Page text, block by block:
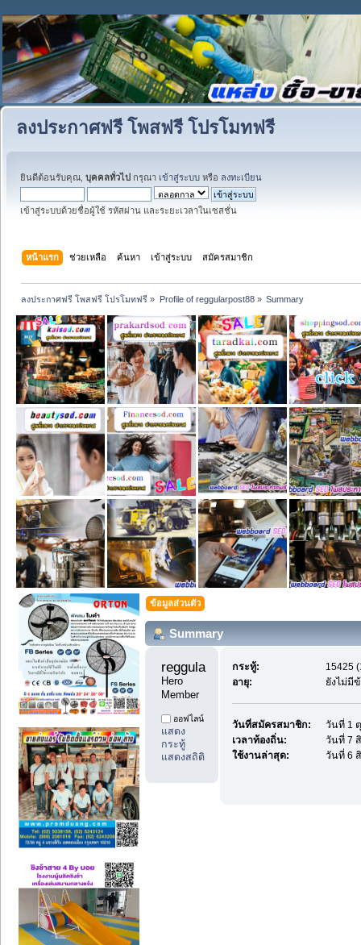
ลงประกาศฟรี โพสฟรี โปรโมทฟรี
ยินดีต้อนรับคุณ, บุคคลทั่วไป กรุณา เข้าสู่ระบบ หรือ ลงทะเบียน
เข้าสู่ระบบด้วยชื่อผู้ใช้ รหัสผ่าน และระยะเวลาในเซสชั่น
หน้าแรก ช่วยเหลือ ค้นหา เข้าสู่ระบบ สมัครสมาชิก
ลงประกาศฟรี โพสฟรี โปรโมทฟรี » Profile of reggularpost88» Summary
ข้อมูลส่วนตัว
Summary
reggularpost88
Hero
Member
ออฟไลน์
แสดง
กระทู้
แสดงสถิติ
กระทู้:
15425
อายุ:
ยังไม่มี
วันที่สมัครสมาชิก:
วันที่ 1
เวลาท้องถิ่น:
วันที่ 7
ใช้งานล่าสุด:
วันที่ 6